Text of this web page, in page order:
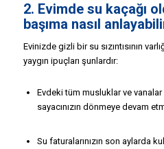
2. Evimde su kaçağı
başıma nasıl
Evinizde gizli bir su sızıntısının
yaygın ipuçları şunlardır:
Evdeki tüm musluklar ve
sayacınızın dönmeye devam
Su faturalarınızın son aylarda